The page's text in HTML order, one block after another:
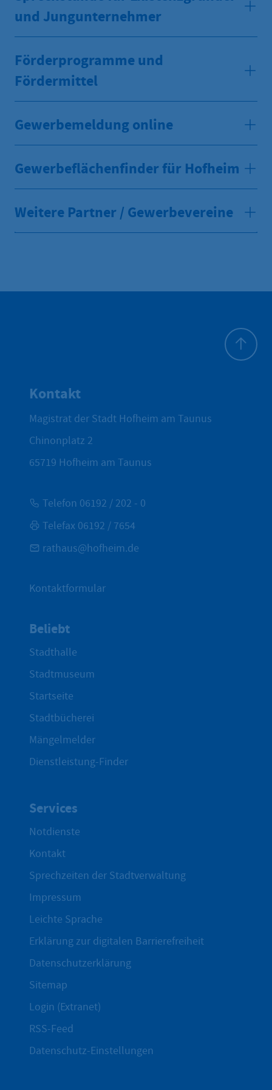
und Jungunternehmer
Förderprogramme und
Fördermittel
Gewerbemeldung online
Gewerbeflächenfinder für Hofheim
Weitere Partner / Gewerbevereine
Kontakt
Magistrat der Stadt Hofheim am Taunus
Chinonplatz 2
65719 Hofheim am Taunus
Telefon 06192 / 202 - 0
Telefax 06192 / 7654
rathaus@hofheim.de
Kontaktformular
Beliebt
Stadthalle
Stadtmuseum
Startseite
Stadtbücherei
Mängelmelder
Dienstleistung-Finder
Services
Notdienste
Kontakt
Sprechzeiten der Stadtverwaltung
Impressum
Leichte Sprache
Erklärung zur digitalen Barrierefreiheit
Datenschutzerklärung
Sitemap
Login (Extranet)
RSS-Feed
Datenschutz-Einstellungen